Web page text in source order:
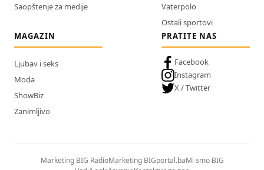
Saopštenje za medije
Vaterpolo
Ostali sportovi
MAGAZIN
Ljubav i seks
Moda
ShowBiz
Zanimljivo
PRATITE NAS
Facebook
Instagram
X / Twitter
Marketing BIG RadioMarketing BIGportal.baMi smo BIG